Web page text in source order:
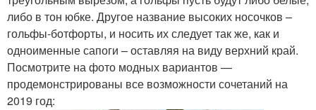
либо в тон юбке. Другое название высоких носочков –
гольфы-ботфорты, и носить их следует так же, как и
одноименные сапоги – оставляя на виду верхний край.
Посмотрите на фото модных вариантов —
продемонстрированы все возможности сочетаний на
2019 год: